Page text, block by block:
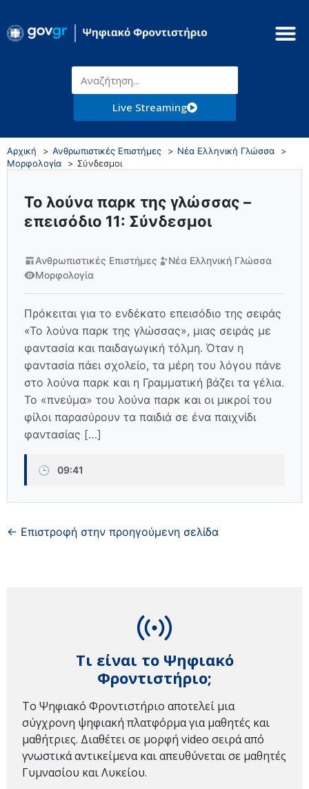
Live Streaming
Αρχική Ανθρωπιστικές Επιστήμες
Νέα Ελληνική Γλώσσα
Μορφολογία
Σύνδεσμοι
Το λούνα παρκ της γλώσσας –
επεισόδιο 11: Σύνδεσμοι
Ανθρωπιστικές Επιστήμες
Νέα Ελληνική Γλώσσα
Μορφολογία
Πρόκειται για το ενδέκατο επεισόδιο της σειράς
«Το λούνα παρκ της γλώσσας», μιας σειράς με
φαντασία και παιδαγωγική τόλμη. Όταν η
φαντασία πάει σχολείο, τα μέρη του λόγου πάνε
στο λούνα παρκ και η Γραμματική βάζει τα γέλια.
Το «πνεύμα» του λούνα παρκ και οι μικροί του
φίλοι παρασύρουν τα παιδιά σε ένα παιχνίδι
φαντασίας […]
🕒 09:41
← Επιστροφή στην προηγούμενη σελίδα
Τι είναι το Ψηφιακό
Φροντιστήριο;
Το Ψηφιακό Φροντιστήριο αποτελεί μια
σύγχρονη ψηφιακή πλατφόρμα για μαθητές και
μαθήτριες. Διαθέτει σε μορφή video σειρά από
γνωστικά αντικείμενα και απευθύνεται σε μαθητές
Γυμνασίου και Λυκείου.